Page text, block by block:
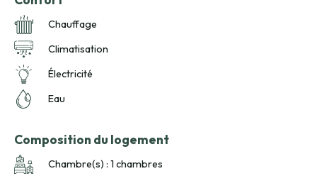
Chauffage
Climatisation
Électricité
Eau
Composition du logement
Chambre(s) : 1 chambres